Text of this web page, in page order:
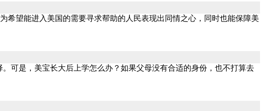
希望能进入美国的需要寻求帮助的人民表现出同情之心，同时也能保障美
可是，美宝长大后上学怎么办？如果父母没有合适的身份，也不打算去